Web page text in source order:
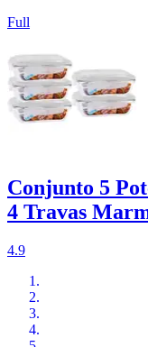
Full
Conjunto 5
4 Travas
4.9